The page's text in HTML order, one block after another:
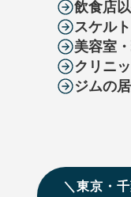
飲食店
スケル
美容室
クリニ
ジムの
＼東京・